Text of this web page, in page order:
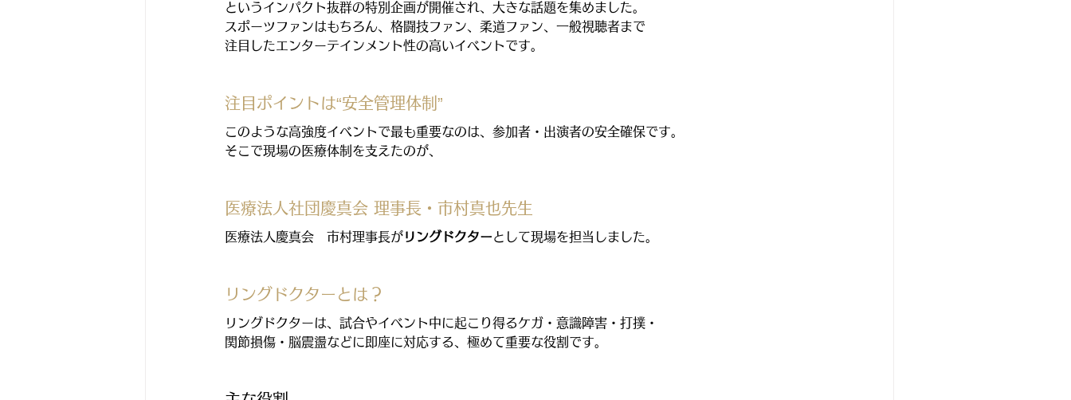
というインパクト抜群の特別企画が開催され、大きな話題を集めました。
スポーツファンはもちろん、格闘技ファン、柔道ファン、一般視聴者まで
注目したエンターテインメント性の高いイベントです。
注目ポイントは“安全管理体制”
このような高強度イベントで最も重要なのは、参加者・出演者の安全確保です。
そこで現場の医療体制を支えたのが、
医療法人社団慶真会 理事長・市村真也先生
医療法人慶真会　市村理事長がリングドクターとして現場を担当しました。
リングドクターとは？
リングドクターは、試合やイベント中に起こり得るケガ・意識障害・打撲・
関節損傷・脳震盪などに即座に対応する、極めて重要な役割です。